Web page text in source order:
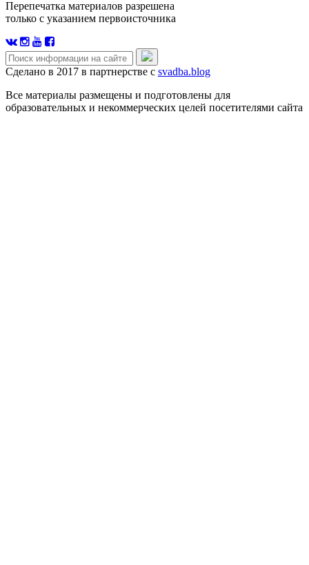
Перепечатка материалов разрешена
только с указанием первоисточника
Сделано в 2017 в партнерстве с svadba.blog
Все материалы размещены и подготовлены для
образовательных и некоммерческих целей посетителями сайта